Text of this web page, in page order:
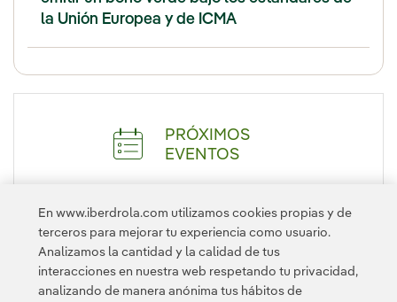
PRÓXIMOS
EVENTOS
DESPLEGAR
la Unión Europea y de ICMA
En www.iberdrola.com utilizamos cookies propias y de
terceros para mejorar tu experiencia como usuario.
Analizamos la cantidad y la calidad de tus
interacciones en nuestra web respetando tu privacidad,
analizando de manera anónima tus hábitos de